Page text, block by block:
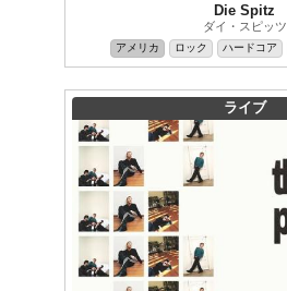
Die Spitz
ダイ・スピッツ
アメリカ ロック ハードコア
ライブ